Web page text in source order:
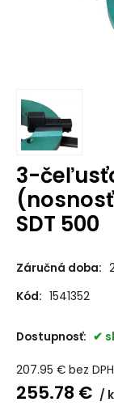
3-
(nosnosť
SDT 500
Záručná doba:
Kód: 1541352
Dostupnosť:
207.95 € bez DPH
255.78 €